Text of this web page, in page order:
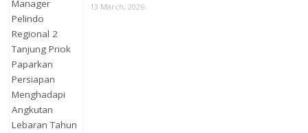
13 March, 2026